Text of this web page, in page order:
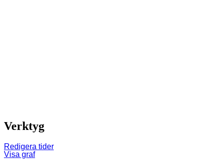
Verktyg
Redigera tider
Visa graf